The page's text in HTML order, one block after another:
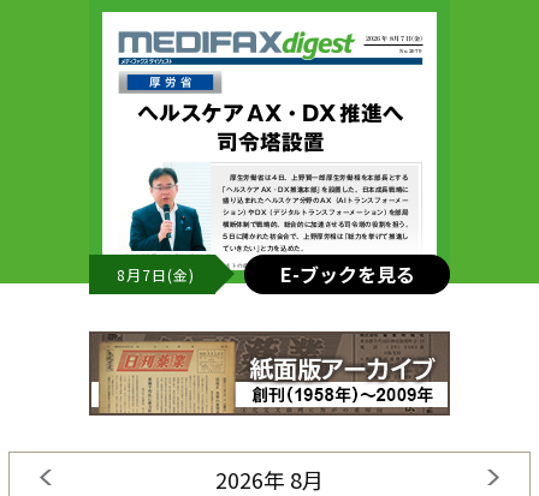
8月7日(金) E-ブックを見る
2026年 8月